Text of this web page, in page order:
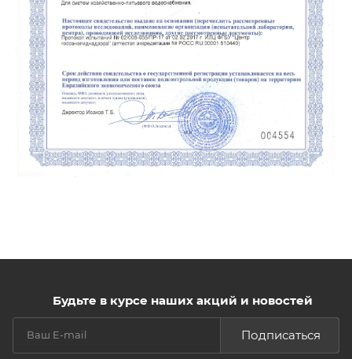
Будьте в курсе наших акций и новостей
Подписаться